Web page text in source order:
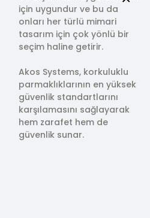
için uygundur ve bu da
onları her türlü mimari
tasarım için çok yönlü bir
seçim haline getirir.
Akos Systems, korkuluklu
parmaklıklarının en yüksek
güvenlik standartlarını
karşılamasını sağlayarak
hem zarafet hem de
güvenlik sunar.